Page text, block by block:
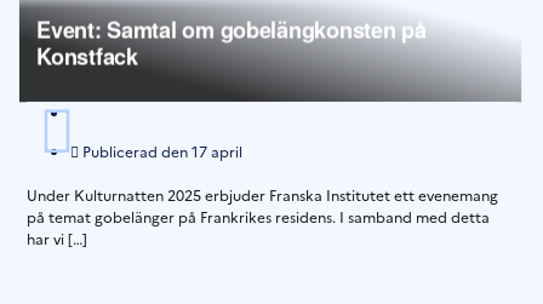
Event: Samtal om gobelängkonsten på
Konstfack
Publicerad den17 april
Under Kulturnatten 2025 erbjuder Franska Institutet ett evenemang
på temat gobelänger på Frankrikes residens. I samband med detta
har vi […]